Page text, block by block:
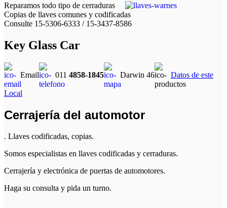
Reparamos todo tipo de cerraduras
Copias de llaves comunes y codificadas
Consulte 15-5306-6333 / 15-3437-8586
Key Glass Car
Email 011 4858-1845 Darwin 46 Datos de este
Local
Cerrajería del automotor
. Llaves codificadas, copias.
Somos especialistas en llaves codificadas y cerraduras.
Cerrajería y electrónica de puertas de automotores.
Haga su consulta y pida un turno.